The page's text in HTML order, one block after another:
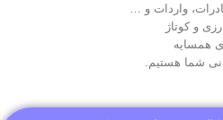
واردات و …
و کوتاژ
همسایه
شما هستیم.